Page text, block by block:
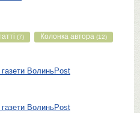
(7) Колонка автора (12)
ВолиньPost
ВолиньPost